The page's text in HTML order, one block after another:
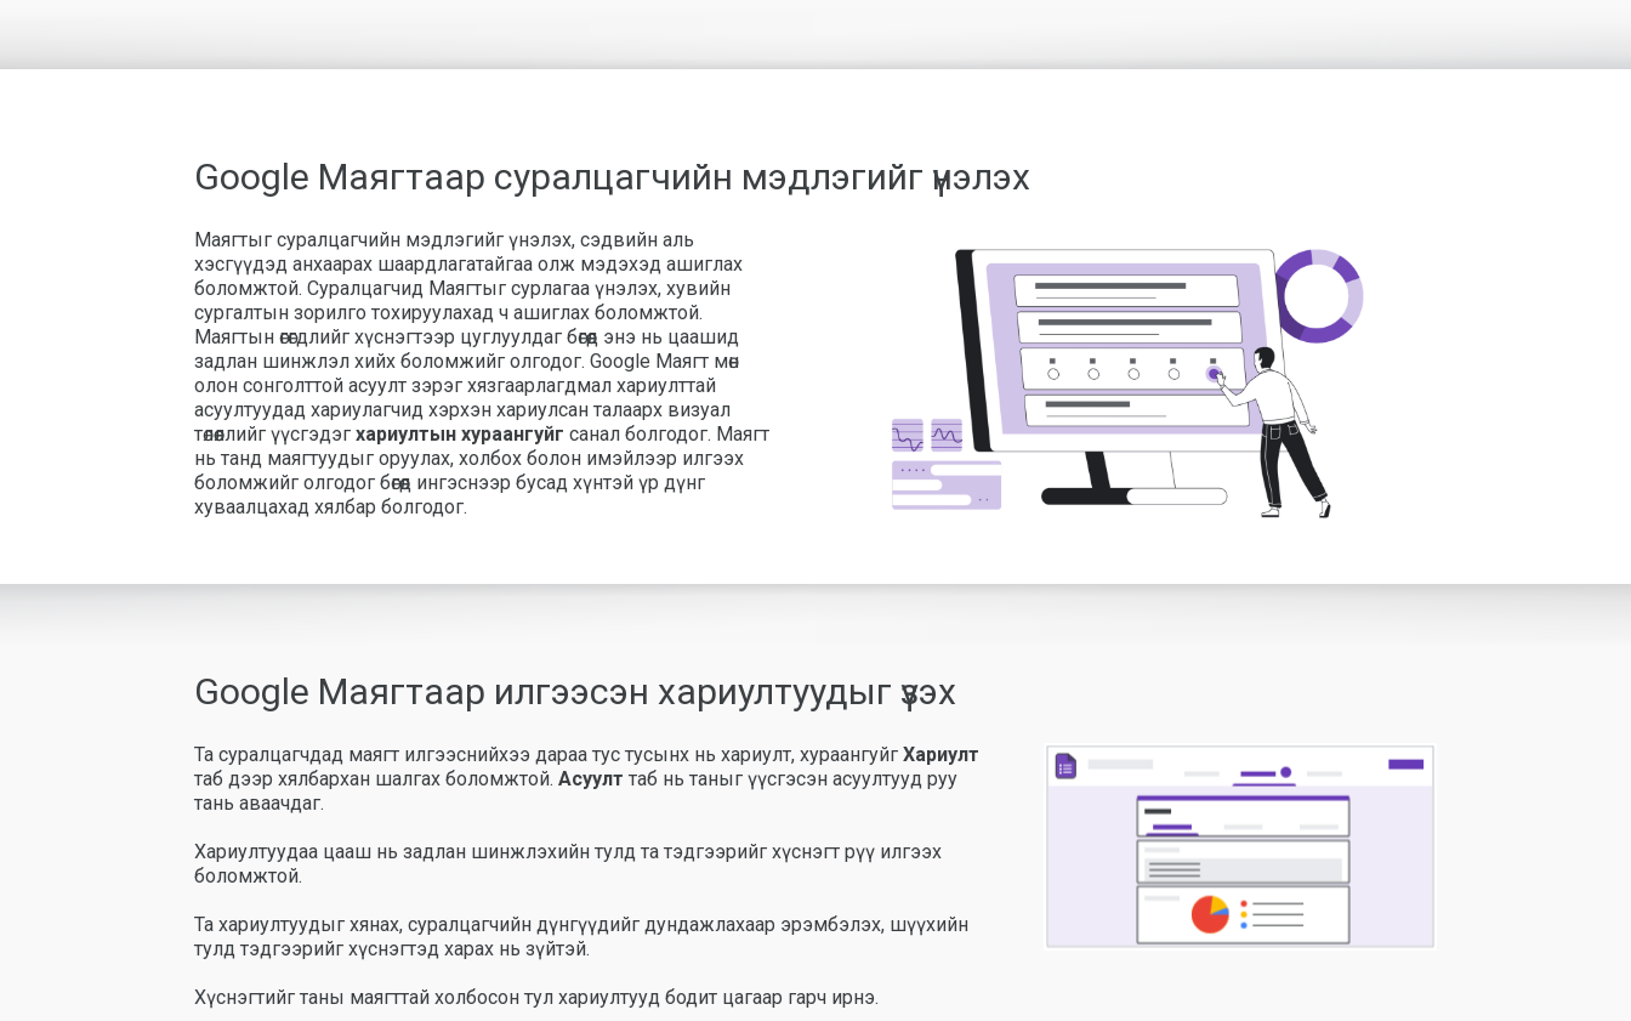
Google Маягтаар суралцагчийн мэдлэгийг үнэлэх
Маягтыг суралцагчийн мэдлэгийг үнэлэх, сэдвийн аль
хэсгүүдэд анхаарах шаардлагатайгаа олж мэдэхэд ашиглах
боломжтой. Суралцагчид Маягтыг сурлагаа үнэлэх, хувийн
сургалтын зорилго тохируулахад ч ашиглах боломжтой.
Маягтын өгөгдлийг хүснэгтээр цуглуулдаг бөгөөд энэ нь цаашид
задлан шинжлэл хийх боломжийг олгодог. Google Маягт мөн
олон сонголттой асуулт зэрэг хязгаарлагдмал хариулттай
асуултуудад хариулагчид хэрхэн хариулсан талаарх визуал
төлөөллийг үүсгэдэг хариултын хураангуйг санал болгодог. Маягт
нь танд маягтуудыг оруулах, холбох болон имэйлээр илгээх
боломжийг олгодог бөгөөд ингэснээр бусад хүнтэй үр дүнг
хуваалцахад хялбар болгодог.
Google Маягтаар илгээсэн хариултуудыг үзэх
Та суралцагчдад маягт илгээснийхээ дараа тус тусынх нь хариулт, хураангуйг Хариулт
таб дээр хялбархан шалгах боломжтой. Асуулт таб нь таныг үүсгэсэн асуултууд руу
тань аваачдаг.
Хариултуудаа цааш нь задлан шинжлэхийн тулд та тэдгээрийг хүснэгт рүү илгээх
боломжтой.
Та хариултуудыг хянах, суралцагчийн дүнгүүдийг дундажлахаар эрэмбэлэх, шүүхийн
тулд тэдгээрийг хүснэгтэд харах нь зүйтэй.
Хүснэгтийг таны маягттай холбосон тул хариултууд бодит цагаар гарч ирнэ.